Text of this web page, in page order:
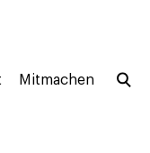
Mitmachen